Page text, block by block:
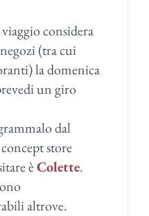
considera
(tra cui
la domenica
un giro
dal
store
èColette.
altrove.